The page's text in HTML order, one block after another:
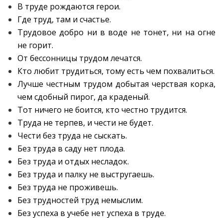
В труде рождаются герои.
Где труд, там и счастье.
Трудовое добро ни в воде не тонет, ни на огне
не горит.
От бессонницы трудом лечатся.
Кто любит трудиться, тому есть чем похвалиться.
Лучше честным трудом добытая черствая корка,
чем сдобный пирог, да краденый.
Тот ничего не боится, кто честно трудится.
Труда не терпев, и чести не будет.
Чести без труда не сыскать.
Без труда в саду нет плода.
Без труда и отдых несладок.
Без труда и палку не выстругаешь.
Без труда не проживешь.
Без трудностей труд немыслим.
Без успеха в учебе нет успеха в труде.